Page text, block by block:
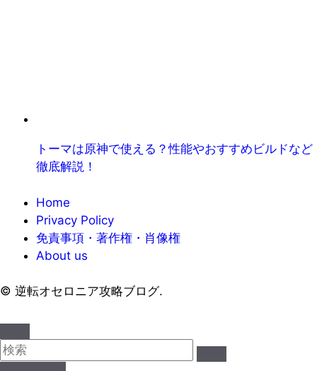
トーマは原神で使える？性能やおすすめビルドなど
徹底解説！
Home
Privacy Policy
免責事項・著作権・肖像権
About us
© 逆転オセロニア攻略ブログ.